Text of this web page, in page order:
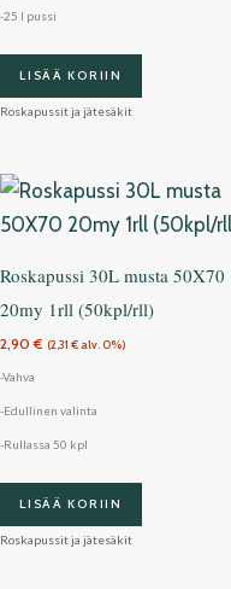
-25 l pussi
LISÄÄ KORIIN
Roskapussit ja jätesäkit
Roskapussi 30L musta 50X70
20my 1rll (50kpl/rll)
2,90€ (2,31 € alv. 0%)
-Vahva
-Edullinen valinta
-Rullassa 50 kpl
LISÄÄ KORIIN
Roskapussit ja jätesäkit